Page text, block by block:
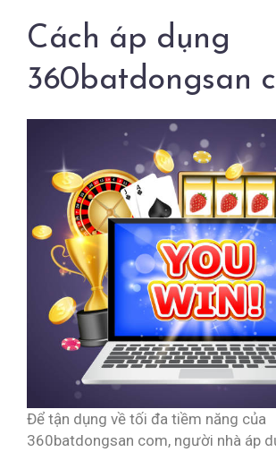
Cách áp dụng
360batdongsan
Để tận dụng về tối đa tiềm năng của
360batdongsan com, người nhà áp